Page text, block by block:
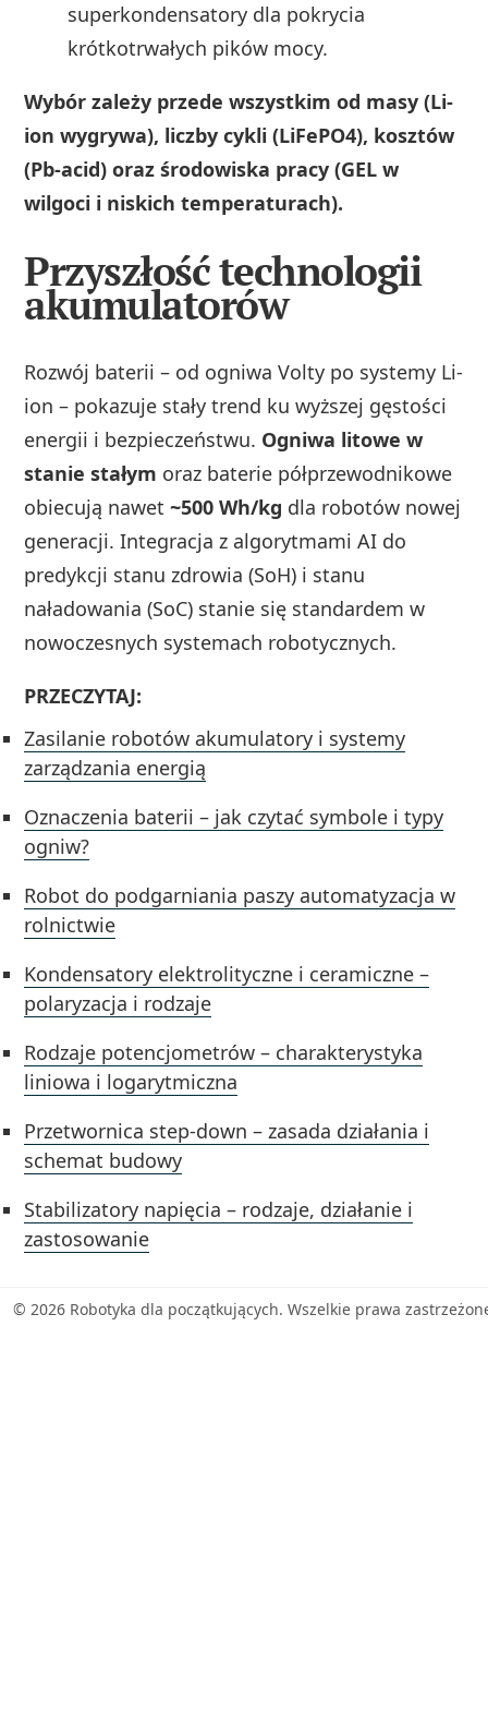
superkondensatory dla pokrycia
krótkotrwałych pików mocy.
Wybór zależy przede wszystkim od masy (Li-
ion wygrywa), liczby cykli (LiFePO4), kosztów
(Pb-acid) oraz środowiska pracy (GEL w
wilgoci i niskich temperaturach).
Przyszłość technologii
akumulatorów
Rozwój baterii – od ogniwa Volty po systemy Li-
ion – pokazuje stały trend ku wyższej gęstości
energii i bezpieczeństwu. Ogniwa litowe w
stanie stałym oraz baterie półprzewodnikowe
obiecują nawet~500 Wh/kg dla robotów nowej
generacji. Integracja z algorytmami AI do
predykcji stanu zdrowia (SoH) i stanu
naładowania (SoC) stanie się standardem w
nowoczesnych systemach robotycznych.
PRZECZYTAJ:
Zasilanie robotów akumulatory i systemy
zarządzania energią
Oznaczenia baterii – jak czytać symbole i typy
ogniw?
Robot do podgarniania paszy automatyzacja w
rolnictwie
Kondensatory elektrolityczne i ceramiczne –
polaryzacja i rodzaje
Rodzaje potencjometrów – charakterystyka
liniowa i logarytmiczna
Przetwornica step-down – zasada działania i
schemat budowy
Stabilizatory napięcia – rodzaje, działanie i
zastosowanie
© 2026 Robotyka dla początkujących. Wszelkie prawa